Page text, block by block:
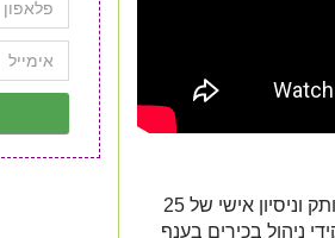
-זה לא רק עסק...זה המקצוע שלנו-יש לנו וותק וניסיון אישי של 25
ניהול בכירים בענף